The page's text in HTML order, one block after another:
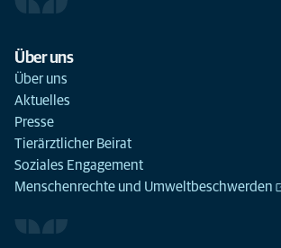
Über uns
Über uns
Aktuelles
Presse
Tierärztlicher Beirat
Soziales Engagement
Menschenrechte und Umweltbeschwerden